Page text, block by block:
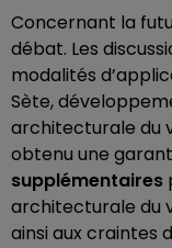
Concernant la
débat. Les
modalités
Sète,
architecturale du
obtenu une
supplémentaires
architecturale du
ainsi aux craintes